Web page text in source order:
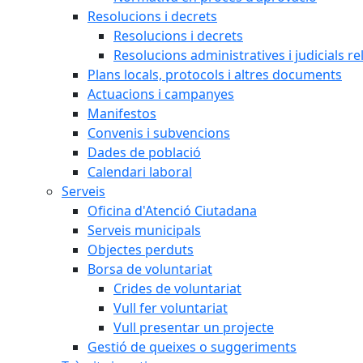
Resolucions i decrets
Resolucions i decrets
Resolucions administratives i judicials
Plans locals, protocols i altres documents
Actuacions i campanyes
Manifestos
Convenis i subvencions
Dades de població
Calendari laboral
Serveis
Oficina d'Atenció Ciutadana
Serveis municipals
Objectes perduts
Borsa de voluntariat
Crides de voluntariat
Vull fer voluntariat
Vull presentar un projecte
Gestió de queixes o suggeriments